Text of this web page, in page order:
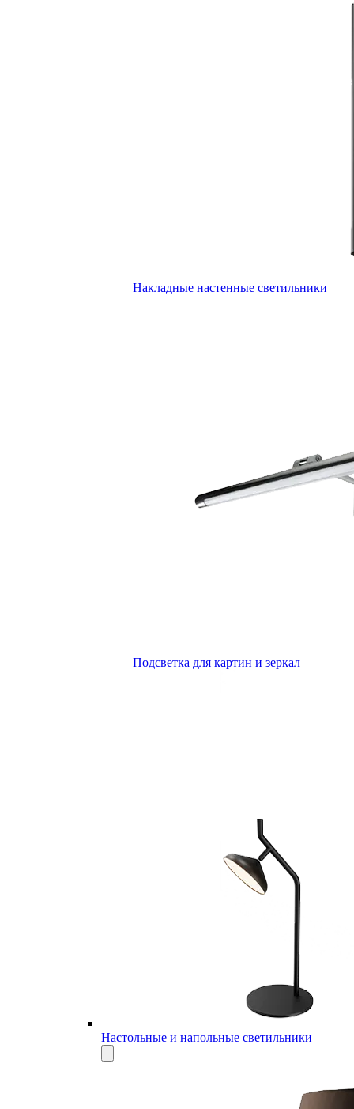
Накладные настенные светильники
Подсветка для картин и зеркал
Настольные и напольные светильники